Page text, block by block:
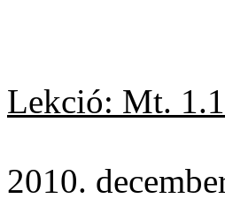
Lekció: Mt.
2010.